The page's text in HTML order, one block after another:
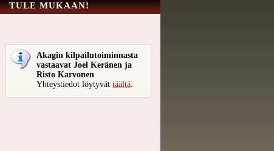
TULE MUKAAN!
Akagin kilpailutoiminnasta
vastaavat Joel Keränen ja
Risto Karvonen
Yhteystiedot löytyvät täältä.